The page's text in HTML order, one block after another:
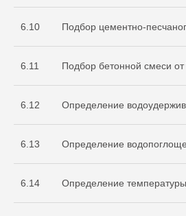
6.10 Подбор цементно-
6.11 Подбор бетонной смеси
6.12 Определение
6.13 Определение
6.14 Определение
info@sdo-eng.ru
+7 999 996 42 12